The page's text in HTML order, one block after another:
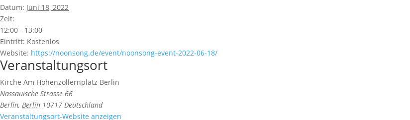
Datum: Juni 18, 2022
Zeit:
12:00 - 13:00
Eintritt: Kostenlos
Website: https://noonsong.de/event/noonsong-event-2022-06-18/
Veranstaltungsort
Kirche Am Hohenzollernplatz Berlin
Nassauische Strasse 66
Berlin, Berlin 10717 Deutschland
Veranstaltungsort-Website anzeigen